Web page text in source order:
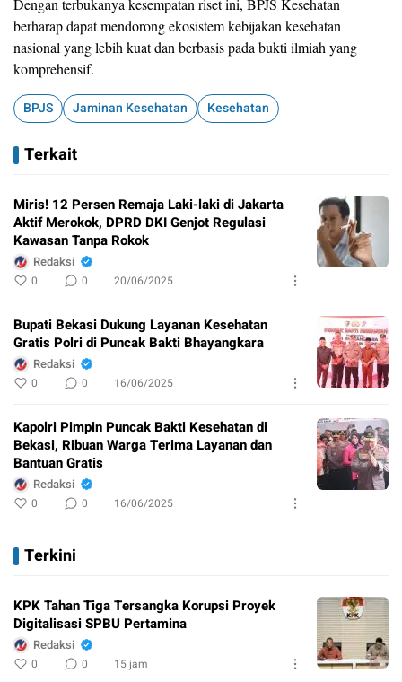
berharap dapat mendorong ekosistem kebijakan kesehatan
nasional yang lebih kuat dan berbasis pada bukti ilmiah yang
komprehensif.
BPJS Jaminan Kesehatan Kesehatan
Terkait
Miris! 12 Persen Remaja Laki-laki di Jakarta
Aktif Merokok, DPRD DKI Genjot Regulasi
Kawasan Tanpa Rokok
Redaksi
0 0 20/06/2025
Bupati Bekasi Dukung Layanan Kesehatan
Gratis Polri di Puncak Bakti Bhayangkara
Redaksi
0 0 16/06/2025
Kapolri Pimpin Puncak Bakti Kesehatan di
Bekasi, Ribuan Warga Terima Layanan dan
Bantuan Gratis
Redaksi
0 0 16/06/2025
Terkini
KPK Tahan Tiga Tersangka Korupsi Proyek
Digitalisasi SPBU Pertamina
Redaksi
0 0 15 jam